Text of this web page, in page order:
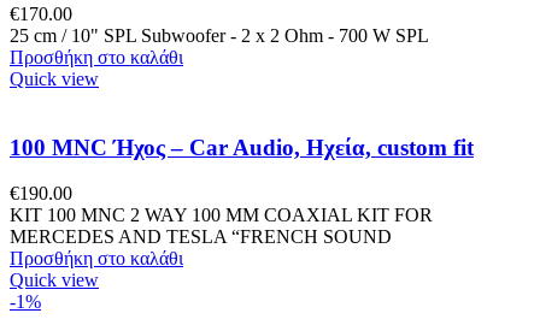
€170.00
25 cm / 10" SPL Subwoofer - 2 x 2 Ohm - 700 W SPL
Προσθήκη στο καλάθι
Quick view
100 MNC Ήχος – Car Audio, Ηχεία, custom fit
€190.00
KIT 100 MNC 2 WAY 100 MM COAXIAL KIT FOR
MERCEDES AND TESLA “FRENCH SOUND
Προσθήκη στο καλάθι
Quick view
-1%